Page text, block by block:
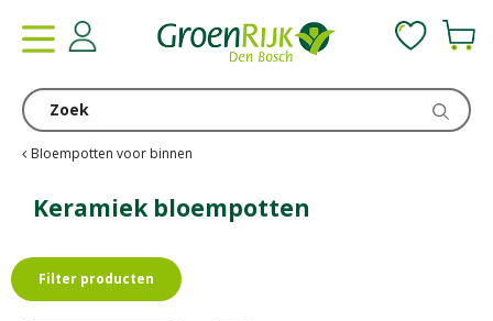
Bloempotten voor binnen
Keramiek bloempotten
Filter producten